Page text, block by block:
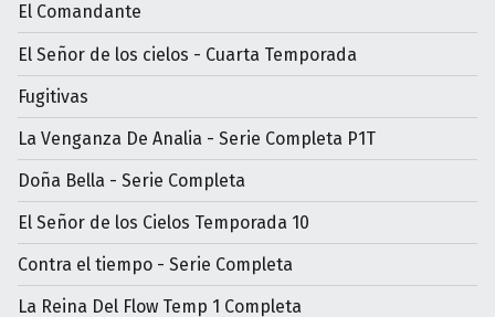
El Comandante
El Señor de los cielos - Cuarta Temporada
Fugitivas
La Venganza De Analia - Serie Completa P1T
Doña Bella - Serie Completa
El Señor de los Cielos Temporada 10
Contra el tiempo - Serie Completa
La Reina Del Flow Temp 1 Completa